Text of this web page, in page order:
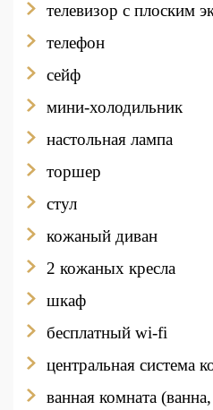
телевизор с плоским
телефон
сейф
мини-холодильник
настольная лампа
торшер
стул
кожаный диван
2 кожаных кресла
шкаф
бесплатный wi-fi
центральная система
ванная комната